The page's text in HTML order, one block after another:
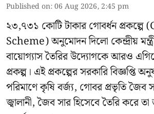
Published on:06 Aug 2026, 2:45 pm
২৩,৭৩১ কোটি টাকার গোবর্ধন
Scheme) অনুমোদন দিলো কেন্দ্রীয়
বায়োগ্যাস তৈরির উদ্যোগকে আরও
প্রকল্প। এই প্রকল্পের সরকারি বিজ্ঞপ্তি
পরিমাণে কৃষি বর্জ্য, গোবর প্রভৃতি জৈব
জ্বালানী, জৈব সার হিসেবে তৈরি করে